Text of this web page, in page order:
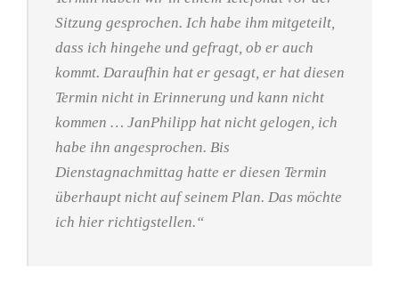
Sitzung gesprochen. Ich habe ihm mitgeteilt,
dass ich hingehe und gefragt, ob er auch
kommt. Daraufhin hat er gesagt, er hat diesen
Termin nicht in Erinnerung und kann nicht
kommen … JanPhilipp hat nicht gelogen, ich
habe ihn angesprochen. Bis
Dienstagnachmittag hatte er diesen Termin
überhaupt nicht auf seinem Plan. Das möchte
ich hier richtigstellen.“